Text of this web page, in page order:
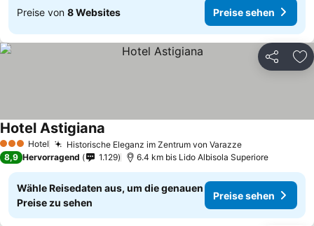
Preise von 8 Websites Preise sehen
Teilen
3 SterneHotel Historische Eleganz im Zentrum von Varazze
Hotel Astigiana
8,9 Hervorragend 1.129 6.4 km bis Lido Albisola Superiore
Wähle Reisedaten aus, um die genauen
Preise zu sehen
Preise sehen